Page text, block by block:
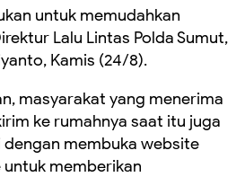
untuk memudahkan
Lalu Lintas Polda Sumut,
Kamis (24/8).
masyarakat yang menerima
ke rumahnya saat itu juga
membuka website
untuk memberikan